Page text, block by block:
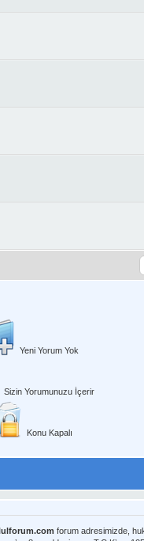
Yeni Yorum Yok
Sizin Yorumunuzu İçerir
Konu Kapalı
forum adresimizde,